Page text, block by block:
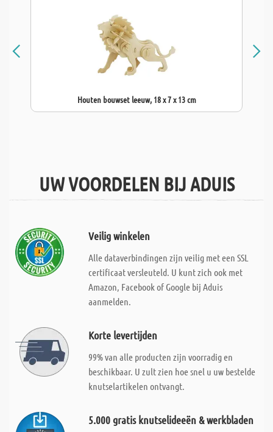
Houten bouwset leeuw, 18 x 7 x 13 cm
UW VOORDELEN BIJ ADUIS
Veilig winkelen
Alle dataverbindingen zijn veilig met een SSL
certificaat versleuteld. U kunt zich ook met
Amazon, Facebook of Google bij Aduis
aanmelden.
Korte levertijden
99% van alle producten zijn voorradig en
beschikbaar. U zult zien hoe snel u uw bestelde
knutselartikelen ontvangt.
5.000 gratis knutselideeën & werkbladen